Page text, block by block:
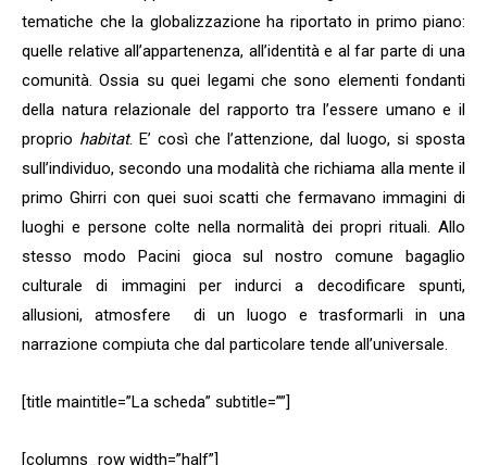
tematiche che la globalizzazione ha riportato in primo piano:
quelle relative all’appartenenza, all’identità e al far parte di una
comunità. Ossia su quei legami che sono elementi fondanti
della natura relazionale del rapporto tra l’essere umano e il
proprio habitat. E’ così che l’attenzione, dal luogo, si sposta
sull’individuo, secondo una modalità che richiama alla mente il
primo Ghirri con quei suoi scatti che fermavano immagini di
luoghi e persone colte nella normalità dei propri rituali. Allo
stesso modo Pacini gioca sul nostro comune bagaglio
culturale di immagini per indurci a decodificare spunti,
allusioni, atmosfere di un luogo e trasformarli in una
narrazione compiuta che dal particolare tende all’universale.
[title maintitle=”La scheda” subtitle=””]
[columns_row width=”half”]